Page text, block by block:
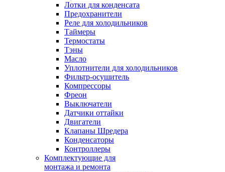
Лотки для конденсата
Предохранители
Реле для холодильников
Таймеры
Термостаты
Тэны
Масло
Уплотнители для холодильников
Фильтр-осушитель
Компрессоры
Фреон
Выключатели
Датчики оттайки
Двигатели
Клапаны Шредера
Конденсаторы
Контроллеры
Комплектующие для
монтажа и ремонта